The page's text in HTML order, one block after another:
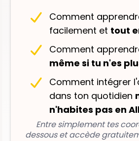
Comment
facilement et tout
Comment
même si tu n'es
Comment intégrer
dans ton quotidien
n'habites pas en
Entre simplement tes
dessous et accède